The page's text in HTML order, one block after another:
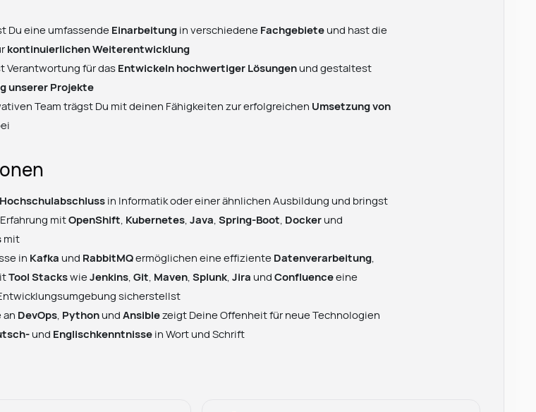
Du eine umfassende Einarbeitung in verschiedene Fachgebiete und hast die
kontinuierlichen Weiterentwicklung
Verantwortung für das Entwickeln hochwertiger Lösungen und gestaltest
unserer Projekte
Team trägst Du mit deinen Fähigkeiten zur erfolgreichen Umsetzung von
Hochschulabschluss in Informatik oder einer ähnlichen Ausbildung und bringst
mitOpenShift Kubernetes ,Java ,Spring-Boot Docker und
mit
in Kafka und RabbitMQermöglichen eine effiziente Datenverarbeitung
Tool StackswieJenkins ,Git Maven ,Splunk ,Jira undConfluenceeine
sicherstellst
an DevOps Python undAnsiblezeigt Deine Offenheit für neue Technologien
und Englischkenntnisse in Wort und Schrift